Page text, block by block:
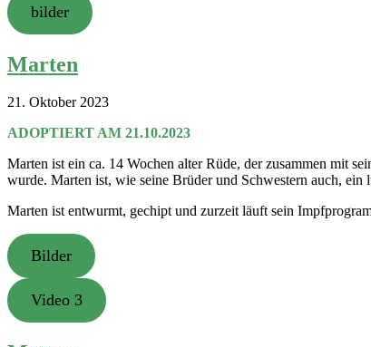
bilder
Marten
21. Oktober 2023
ADOPTIERT AM 21.10.2023
Marten ist ein ca. 14 Wochen alter Rüde, der zusammen mit
wurde. Marten ist, wie seine Brüder und Schwestern auch,
Marten ist entwurmt, gechipt und zurzeit läuft sein
Bilder
Video 3